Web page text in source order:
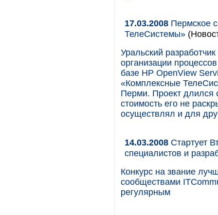
17.03.2008 Пермское
ТелеСистемы»
Уральский
организации
базе HP OpenView
«Комплексные
Перми. Проект длился
стоимость его не
осуществлял и для
14.03.2008 Стартует
специалистов и
Конкурс на звание
сообществами
регулярным